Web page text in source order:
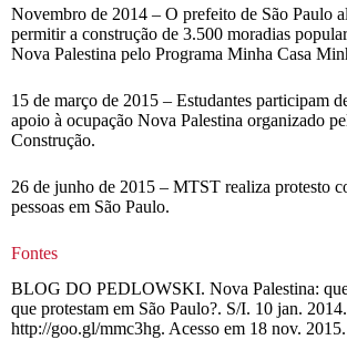
Novembro de 2014 – O prefeito de São Paulo
permitir a construção de 3.500 moradias
Nova Palestina pelo Programa Minha Casa
15 de março de 2015 – Estudantes participam
apoio à ocupação Nova Palestina organizado
Construção.
26 de junho de 2015 – MTST realiza protesto
pessoas em São Paulo.
Fontes
BLOG DO PEDLOWSKI. Nova Palestina:
que protestam em São Paulo?. S/I. 10 jan.
http://goo.gl/mmc3hg. Acesso em 18 nov. 2015.